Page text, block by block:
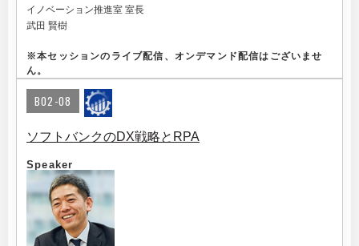
イノベーション推進室 室長
武田 賢樹
※本セッションのライブ配信、オンデマンド配信はございませ
ん。
B02-08
ソフトバンクのDX戦略とRPA
Speaker